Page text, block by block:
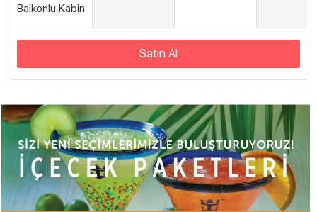
Balkonlu Kabin
Satın Al